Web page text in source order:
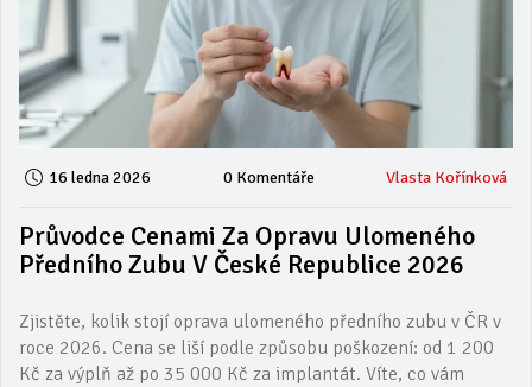
16 ledna 2026 0 Komentáře Vlasta Kořínková
Průvodce Cenami Za Opravu Ulomeného
Předního Zubu V České Republice 2026
Zjistěte, kolik stojí oprava ulomeného předního zubu v ČR v
roce 2026. Cena se liší podle způsobu poškození: od 1 200
Kč za výplň až po 35 000 Kč za implantát. Víte, co vám